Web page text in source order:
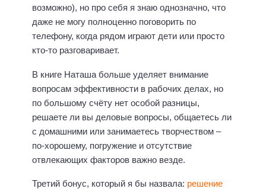
возможно), но про себя я знаю однозначно, что
даже не могу полноценно поговорить по
телефону, когда рядом играют дети или просто
кто-то разговаривает.
В книге Наташа больше уделяет внимание
вопросам эффективности в рабочих делах, но
по большому счёту нет особой разницы,
решаете ли вы деловые вопросы, общаетесь ли
с домашними или занимаетесь творчеством –
по-хорошему, погружение и отсутствие
отвлекающих факторов важно везде.
Третий бонус, который я бы назвала: решение